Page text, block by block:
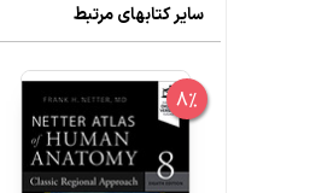
سایر کتابهای مرتبط
8%